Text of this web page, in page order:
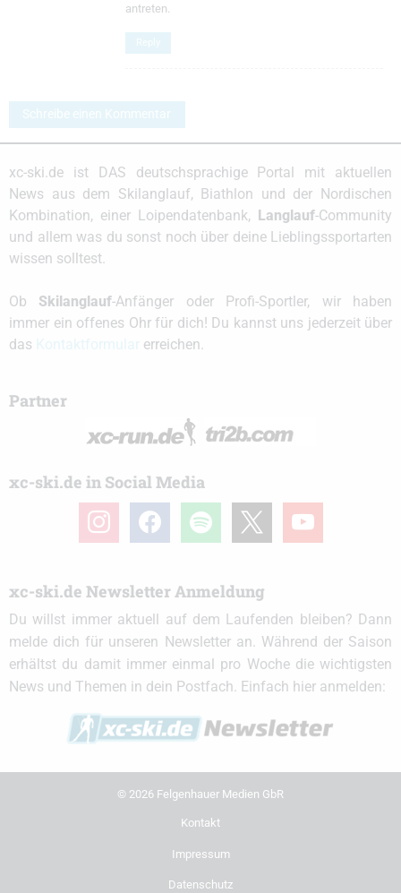
antreten.
Reply
Schreibe einen Kommentar
xc-ski.de ist DAS deutschsprachige Portal mit aktuellen
News aus dem Skilanglauf, Biathlon und der Nordischen
Kombination, einer Loipendatenbank, Langlauf-Community
und allem was du sonst noch über deine Lieblingssportarten
wissen solltest.
Ob Skilanglauf-Anfänger oder Profi-Sportler, wir haben
immer ein offenes Ohr für dich! Du kannst uns jederzeit über
das
erreichen.
Partner
xc-ski.de in Social Media
instagramfacebook spotify youtube
xc-ski.de Newsletter Anmeldung
Du willst immer aktuell auf dem Laufenden bleiben? Dann
melde dich für unseren Newsletter an. Während der Saison
erhältst du damit immer einmal pro Woche die wichtigsten
News und Themen in dein Postfach. Einfach hier anmelden:
© 2026 Felgenhauer Medien GbR
Kontakt
Impressum
Datenschutz